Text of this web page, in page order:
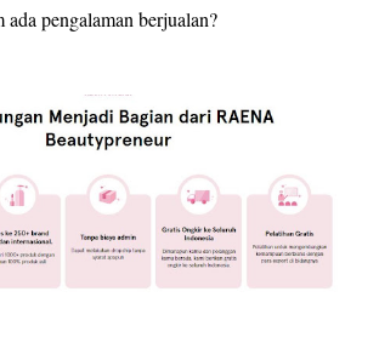
ada pengalaman berjualan?